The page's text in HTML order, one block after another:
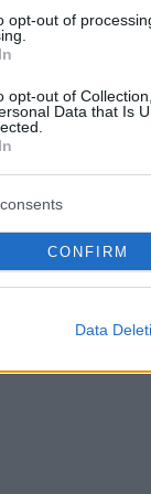
opt-out of
opt-out of
Data that Is
CONFIRM
Data
di euro
a 1.835